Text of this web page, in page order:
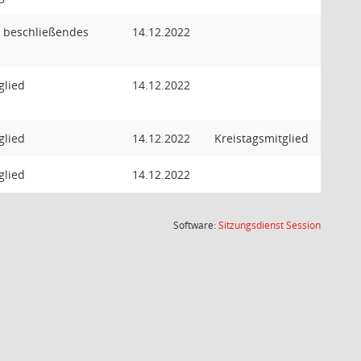
14.12.2022
14.12.2022
14.12.2022 Kreistagsmitglied
14.12.2022
Software:SitzungsdienstSession(Wird in